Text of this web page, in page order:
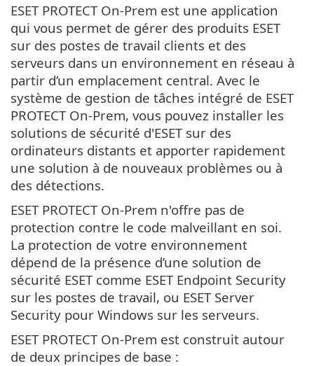
ESET PROTECT On-Prem est une application
qui vous permet de gérer des produits ESET
sur des postes de travail clients et des
serveurs dans un environnement en réseau à
partir d’un emplacement central. Avec le
système de gestion de tâches intégré de ESET
PROTECT On-Prem, vous pouvez installer les
solutions de sécurité d'ESET sur des
ordinateurs distants et apporter rapidement
une solution à de nouveaux problèmes ou à
des détections.
ESET PROTECT On-Prem n'offre pas de
protection contre le code malveillant en soi.
La protection de votre environnement
dépend de la présence d’une solution de
sécurité ESET comme ESET Endpoint Security
sur les postes de travail, ou ESET Server
Security pour Windows sur les serveurs.
ESET PROTECT On-Prem est construit autour
de deux principes de base :